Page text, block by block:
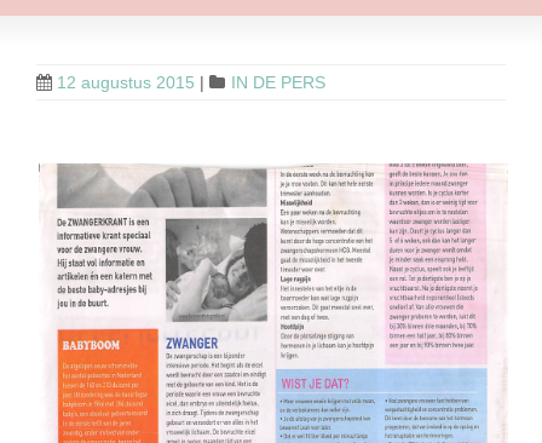
12 augustus 2015 | IN DE PERS